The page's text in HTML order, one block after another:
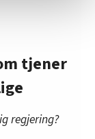
angitt itjener
regjering?